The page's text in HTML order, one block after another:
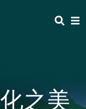
之美